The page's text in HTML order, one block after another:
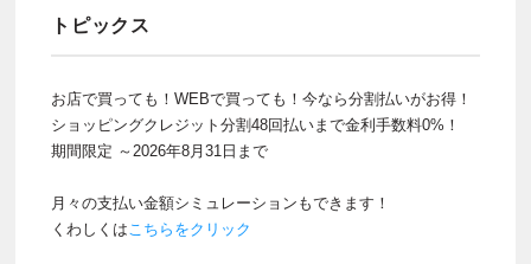
トピックス
お店で買っても！WEBで買っても！今なら分割払いがお得！
ショッピングクレジット分割48回払いまで金利手数料0%！
期間限定 ～2026年8月31日まで
月々の支払い金額シミュレーションもできます！
くわしくはこちらをクリック